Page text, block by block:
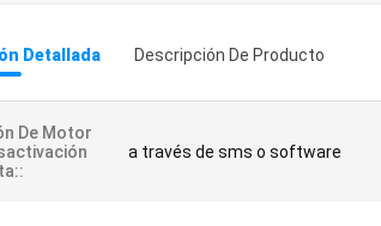
Detallada Descripción De Producto
De Motor
a través de sms o software